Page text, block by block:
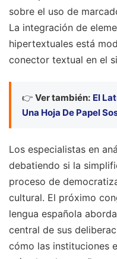
sobre el uso de
La integración de
hipertextuales está
conector textual en el
👉 Ver también: El
Una Hoja De Papel
Los especialistas en
debatiendo si la
proceso de
cultural. El próximo
lengua española
central de sus
cómo las instituciones